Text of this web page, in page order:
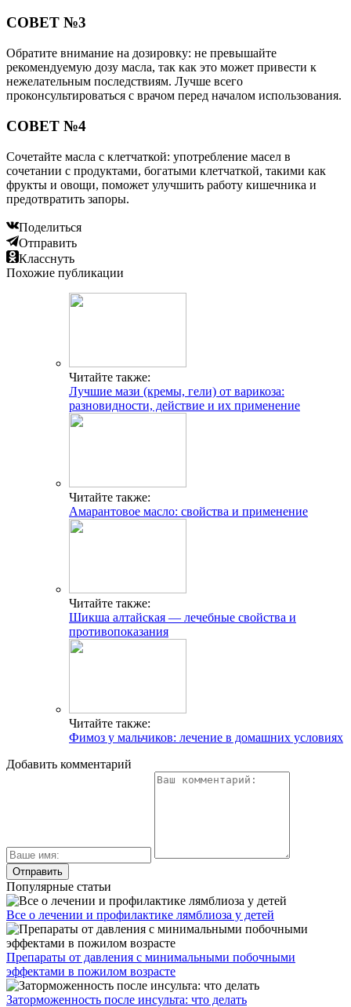
СОВЕТ №3
Обратите внимание на дозировку: не превышайте
рекомендуемую дозу масла, так как это может привести к
нежелательным последствиям. Лучше всего
проконсультироваться с врачом перед началом использования.
СОВЕТ №4
Сочетайте масла с клетчаткой: употребление масел в
сочетании с продуктами, богатыми клетчаткой, такими как
фрукты и овощи, поможет улучшить работу кишечника и
предотвратить запоры.
Поделиться
Отправить
Класснуть
Похожие публикации
Читайте также:
Лучшие мази (кремы, гели) от варикоза:
разновидности, действие и их применение
Читайте также:
Амарантовое масло: свойства и применение
Читайте также:
Шикша алтайская — лечебные свойства и
противопоказания
Читайте также:
Фимоз у мальчиков: лечение в домашних условиях
Добавить комментарий
Популярные статьи
Все о лечении и профилактике лямблиоза у детей
Препараты от давления с минимальными побочными
эффектами в пожилом возрасте
Заторможенность после инсульта: что делать